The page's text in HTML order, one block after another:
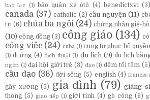
bạo lực (1) bảo quản xe ôtô (4) benedictxvi (3)
canada (37) catholic (2) cầu nguyện (11)
trị (6) chúa ba ngôi (24) chứng nhân giê-
(10) cộng đồng (3) công giáo (134)
công việc (24) cuba (1) cung tự phục hổ quyền
(1) dị ứng (4) dịch thuật (1) du lịch (9) du lịch
ngôn (1) đại hội giới trẻ (3) đạo (1) đêm tối tăm (5)
cầu đạo (36) đời sống (5) english (4) francis-
gãy xương (5) gia đình (79) giáng
thông (5) giao tiếp (1) giới tính (4) gò công (6)